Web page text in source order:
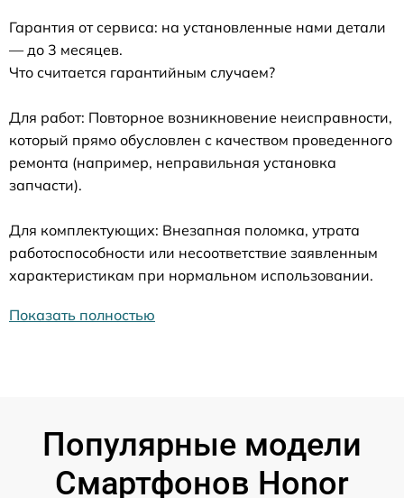
Гарантия от сервиса: на установленные нами детали
— до 3 месяцев.
Что считается гарантийным случаем?
Для работ: Повторное возникновение неисправности,
который прямо обусловлен с качеством проведенного
ремонта (например, неправильная установка
запчасти).
Для комплектующих: Внезапная поломка, утрата
работоспособности или несоответствие заявленным
характеристикам при нормальном использовании.
Показать полностью
Популярные модели
Смартфонов Honor